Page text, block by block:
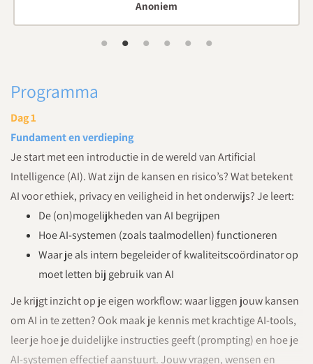
Programma
Dag 1
Fundament en verdieping
Je start met een introductie in de wereld van Artificial
Intelligence (AI). Wat zijn de kansen en risico’s? Wat betekent
AI voor ethiek, privacy en veiligheid in het onderwijs? Je leert:
De (on)mogelijkheden van AI begrijpen
Hoe AI-systemen (zoals taalmodellen) functioneren
Waar je als intern begeleider of kwaliteitscoördinator op
moet letten bij gebruik van AI
Je krijgt inzicht op je eigen workflow: waar liggen jouw kansen
om AI in te zetten? Ook maak je kennis met krachtige AI-tools,
leer je hoe je duidelijke instructies geeft (prompting) en hoe je
AI-systemen effectief aanstuurt. Jouw vragen, wensen en